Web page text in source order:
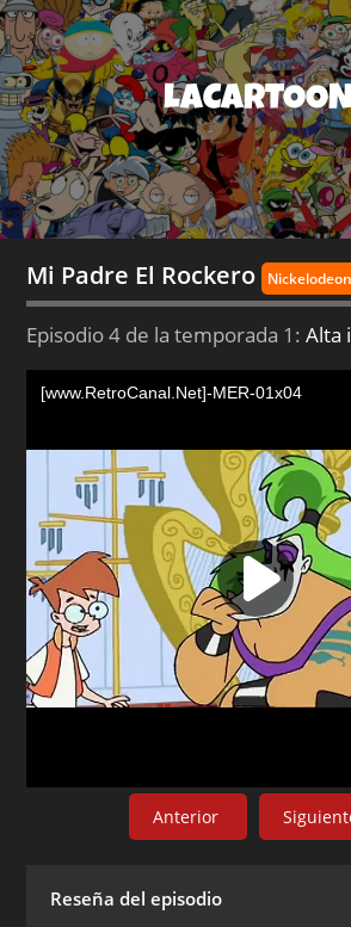
Mi Padre El Rockero Nickelodeon
Episodio 4 de la temporada 1:Alta
Anterior
Reseña del episodio